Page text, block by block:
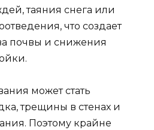
таяния снега или
что создает
почвы и снижения
может стать
трещины в стенах и
Поэтому крайне